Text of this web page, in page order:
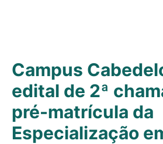
Campus
edital de 2ª
pré-matrícula da
Especialização